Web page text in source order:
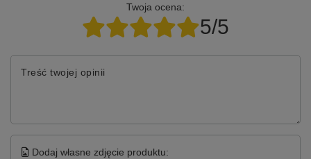
Twoja ocena:
5/5
Treść twojej opinii
Dodaj własne zdjęcie produktu: